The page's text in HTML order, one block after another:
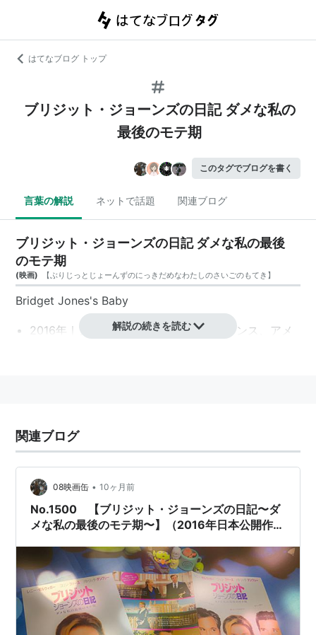
はてなブログ トップ
ブリジット・ジョーンズの日記 ダメな私の
最後のモテ期
このタグでブログを書く
言葉の解説 ネットで話題 関連ブログ
ブリジット・ジョーンズの日記 ダメな私の最後
のモテ期
(映画) 【ぶりじっとじょーんずのにっきだめなわたしのさいごのもてき 】
Bridget Jones's Baby
2016年｜アイルランド、イギリス、フランス、アメ
監督：シャロン・マグアイア
製作：ティム・ビーヴァン、エリック・フェルナ
ー、デブラ・ヘイワード
製作総指揮： アメリア・グレインジャー
チェイシン
、ヘレン・フィールディング
脚本：ヘレン・フィールディング、エマ・トンプソ
ン、ダン・メイザー
キャラクター創造＆原案：ヘレン・フィールディン
グ
撮影：アンドリュー・ダン
編集：メラニー・アン・オリヴァー
解説の続きを読む
関連ブログ
08映画缶 • 10ヶ月前
No.1500 【ブリジット・ジョーンズの日記〜ダ
メな私の最後のモテ期〜】（2016年日本公開作